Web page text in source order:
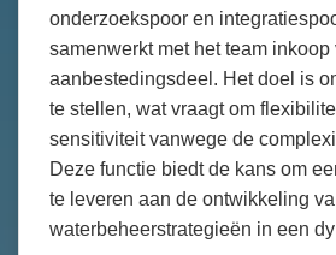
onderzoekspoor en
samenwerkt met het team
aanbestedingsdeel. Het doel is
te stellen, wat vraagt om
sensitiviteit vanwege de
Deze functie biedt de kans om
te leveren aan de ontwikkeling
waterbeheerstrategieën in een